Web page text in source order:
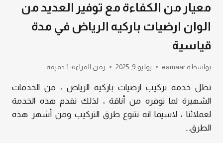
معيار من الكفاءة مع توفير العديد من
الوان ارضيات باركيه الرياض في مدة
قياسية
بواسطة eamaar يوليو 9, 2025 زمن القراءة: 1 دقيقة
تظل خدمة تركيب ارضيات باركيه الرياض ، من الخدمات
الشهيرة لما توفره من أناقة ، لذلك نقدم هذه الخدمة
لعملائنا ، لاسيما انه تتنوع طرق التركيب ومن أشهر هذه
الطرق…